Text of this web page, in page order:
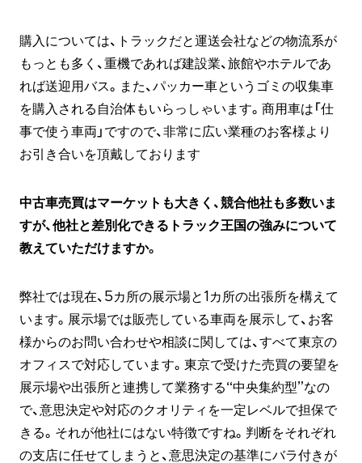
購入については、トラックだと運送会社などの物流系が
もっとも多く、重機であれば建設業、旅館やホテルであ
れば送迎用バス。また、パッカー車というゴミの収集車
を購入される自治体もいらっしゃいます。商用車は「仕
事で使う車両」ですので、非常に広い業種のお客様より
お引き合いを頂戴しております
中古車売買はマーケットも大きく、競合他社も多数いま
すが、他社と差別化できるトラック王国の強みについて
教えていただけますか。
弊社では現在、5カ所の展示場と1カ所の出張所を構えて
います。展示場では販売している車両を展示して、お客
様からのお問い合わせや相談に関しては、すべて東京の
オフィスで対応しています。東京で受けた売買の要望を
展示場や出張所と連携して業務する“中央集約型”なの
で、意思決定や対応のクオリティを一定レベルで担保で
きる。それが他社にはない特徴ですね。判断をそれぞれ
の支店に任せてしまうと、意思決定の基準にバラ付きが